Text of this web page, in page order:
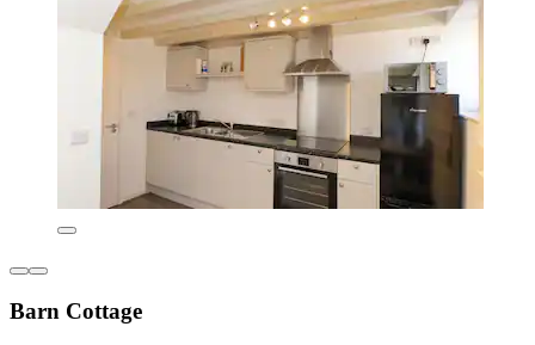
Barn Cottage